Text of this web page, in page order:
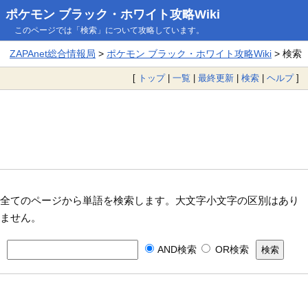
ポケモン ブラック・ホワイト攻略Wiki
このページでは「検索」について攻略しています。
ZAPAnet総合情報局 > ポケモン ブラック・ホワイト攻略Wiki> 検索
[ トップ| 一覧 | 最終更新 | 検索 | ヘルプ]
全てのページから単語を検索します。大文字小文字の区別はあり
ません。
AND検索 OR検索